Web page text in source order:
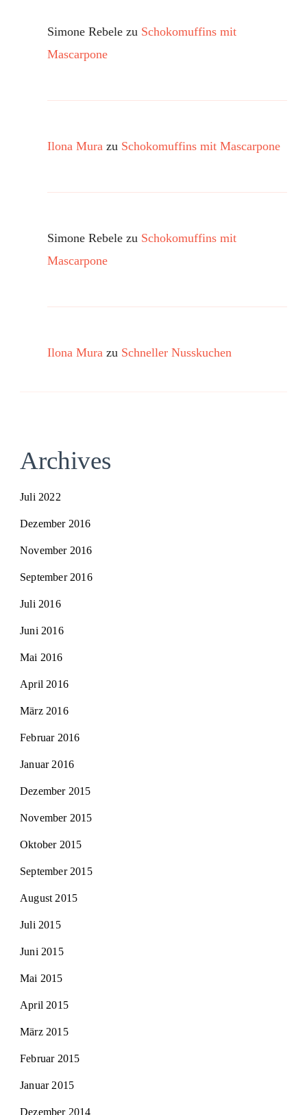
Simone Rebele zu Schokomuffins mit
Mascarpone
Ilona Mura zu Schokomuffins mit Mascarpone
Simone Rebele zu Schokomuffins mit
Mascarpone
Ilona Mura zu Schneller Nusskuchen
Archives
Juli 2022
Dezember 2016
November 2016
September 2016
Juli 2016
Juni 2016
Mai 2016
April 2016
März 2016
Februar 2016
Januar 2016
Dezember 2015
November 2015
Oktober 2015
September 2015
August 2015
Juli 2015
Juni 2015
Mai 2015
April 2015
März 2015
Februar 2015
Januar 2015
Dezember 2014